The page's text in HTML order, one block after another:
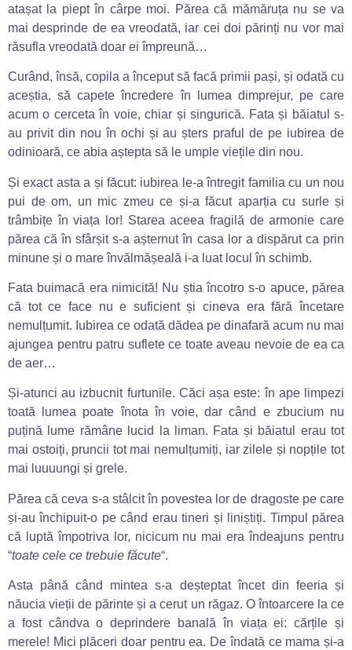
atașat la piept în cârpe moi. Părea că mămăruța nu se va
mai desprinde de ea vreodată, iar cei doi părinți nu vor mai
răsufla vreodată doar ei împreună…
Curând, însă, copila a început să facă primii pași, și odată cu
aceștia, să capete încredere în lumea dimprejur, pe care
acum o cerceta în voie, chiar și singurică. Fata și băiatul s-
au privit din nou în ochi și au șters praful de pe iubirea de
odinioară, ce abia aștepta să le umple viețile din nou.
Și exact asta a și făcut: iubirea le-a întregit familia cu un nou
pui de om, un mic zmeu ce și-a făcut aparția cu surle și
trâmbițe în viața lor! Starea aceea fragilă de armonie care
părea că în sfârșit s-a așternut în casa lor a dispărut ca prin
minune și o mare învălmășeală i-a luat locul în schimb.
Fata buimacă era nimicită! Nu știa încotro s-o apuce, părea
că tot ce face nu e suficient și cineva era fără încetare
nemulțumit. Iubirea ce odată dădea pe dinafară acum nu mai
ajungea pentru patru suflete ce toate aveau nevoie de ea ca
de aer…
Și-atunci au izbucnit furtunile. Căci așa este: în ape limpezi
toată lumea poate înota în voie, dar când e zbucium nu
puțină lume rămâne lucid la liman. Fata și băiatul erau tot
mai ostoiți, pruncii tot mai nemulțumiți, iar zilele și nopțile tot
mai luuuungi și grele.
Părea că ceva s-a stâlcit în povestea lor de dragoste pe care
și-au închipuit-o pe când erau tineri și liniștiți. Timpul părea
că luptă împotriva lor, nicicum nu mai era îndeajuns pentru
“toate cele ce trebuie făcute“.
Asta până când mintea s-a deșteptat încet din feeria și
năucia vieții de părinte și a cerut un răgaz. O întoarcere la ce
a fost cândva o deprindere banală în viața ei: cărțile și
merele! Mici plăceri doar pentru ea. De îndată ce mama și-a